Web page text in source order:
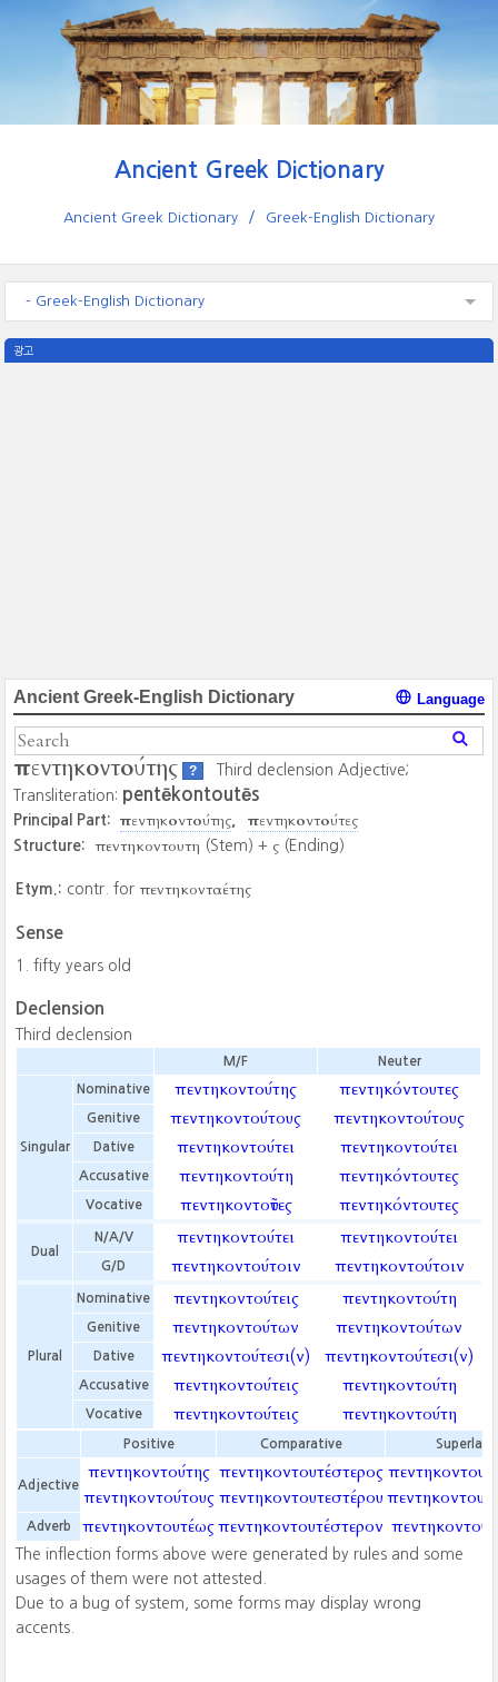
Ancient Greek Dictionary
Ancient Greek Dictionary Greek-English Dictionary
- Greek-English Dictionary
광고
Ancient Greek-English Dictionary Language
πεντηκοντούτης ?
Third declension Adjective;
Transliteration: pentēkontoutēs
Principal Part: πεντηκοντούτης πεντηκοντούτες
Structure: πεντηκοντουτη (Stem) + ς (Ending)
Etym.: contr. forπεντηκονταέτης
Sense
fifty years old
Declension
Third declension
M/F Neuter
Singular
Nominative πεντηκοντούτης πεντηκόντουτες
Genitive πεντηκοντούτους πεντηκοντούτους
Dative πεντηκοντούτει πεντηκοντούτει
Accusative πεντηκοντούτη πεντηκόντουτες
Vocative πεντηκοντοῦτες πεντηκόντουτες
Dual
N/A/V πεντηκοντούτει πεντηκοντούτει
G/D πεντηκοντούτοιν πεντηκοντούτοιν
Plural
Nominative πεντηκοντούτεις πεντηκοντούτη
Genitive πεντηκοντούτων πεντηκοντούτων
Dative πεντηκοντούτεσι(ν) πεντηκοντούτεσι(ν)
Accusative πεντηκοντούτεις πεντηκοντούτη
Vocative πεντηκοντούτεις πεντηκοντούτη
Positive Comparative
Adjective
πεντηκοντούτης
πεντηκοντούτους
πεντηκοντουτέστερος
πεντηκοντουτεστέρου
Adverb πεντηκοντουτέωςπεντηκοντουτέστερον
The inflection forms above were generated by rules and some
usages of them were not attested.
Due to a bug of system, some forms may display wrong
accents.